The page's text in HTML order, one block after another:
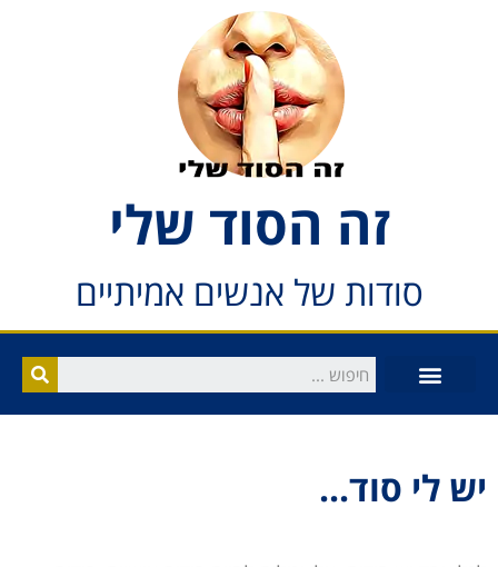
זה הסוד שלי
סודות של אנשים אמיתיים
יש לי סוד...